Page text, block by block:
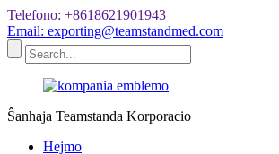
Telefono: +8618621901943
Email: exporting@teamstandmed.com
Ŝanhaja Teamstanda Korporacio
Hejmo